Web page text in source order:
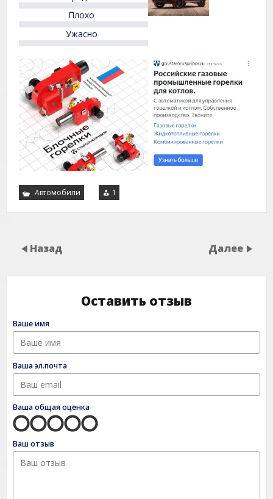
Плохо
Ужасно
Автомобили 1
Назад Далее
Оставить отзыв
Ваше имя
Ваша эл.почта
Ваша общая оценка
Ваш отзыв